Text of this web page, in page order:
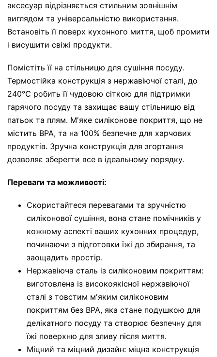
аксесуар відрізняється стильним зовнішнім
виглядом та універсальністю використання.
Встановіть її поверх кухонного миття, щоб промити
і висушити свіжі продукти.
Помістіть її на стільницю для сушіння посуду.
Термостійка конструкція з нержавіючої сталі, до
240℃ робить її чудовою сіткою для підтримки
гарячого посуду та захищає вашу стільницю від
патьок та плям. М'яке силіконове покриття, що не
містить BPA, та на 100% безпечне для харчових
продуктів. Зручна конструкція для згортання
дозволяє зберегти все в ідеальному порядку.
Переваги та можливості:
Скористайтеся перевагами та зручністю
силіконової сушіння, вона стане помічників у
кожному аспекті ваших кухонних процедур,
починаючи з підготовки їжі до збирання, та
заощадить простір.
Нержавіюча сталь із силіконовим покриттям:
виготовлена ​​із високоякісної нержавіючої
сталі з товстим м'яким силіконовим
покриттям без BPA, яка стане подушкою для
делікатного посуду та створює безпечну для
їжі поверхню для зливу після миття.
Міцний та міцний дизайн: міцна конструкція